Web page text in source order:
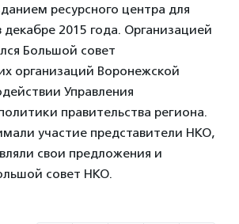
ресурсного центра для
декабре 2015 года. Организацией
Большой совет
организаций Воронежской
Управления
правительства региона.
участие представители НКО,
свои предложения и
совет НКО.